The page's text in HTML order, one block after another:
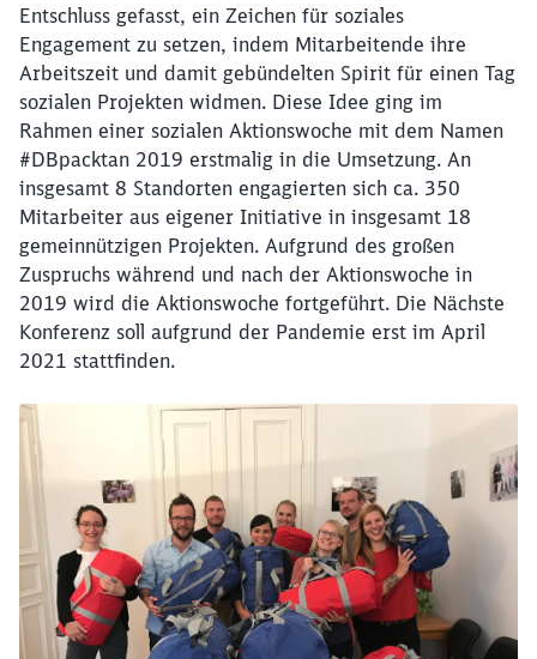
Entschluss gefasst, ein Zeichen für soziales
Engagement zu setzen, indem Mitarbeitende ihre
Arbeitszeit und damit gebündelten Spirit für einen Tag
sozialen Projekten widmen. Diese Idee ging im
Rahmen einer sozialen Aktionswoche mit dem Namen
#DBpacktan 2019 erstmalig in die Umsetzung. An
insgesamt 8 Standorten engagierten sich ca. 350
Mitarbeiter aus eigener Initiative in insgesamt 18
gemeinnützigen Projekten. Aufgrund des großen
Zuspruchs während und nach der Aktionswoche in
2019 wird die Aktionswoche fortgeführt. Die Nächste
Konferenz soll aufgrund der Pandemie erst im April
2021 stattfinden.